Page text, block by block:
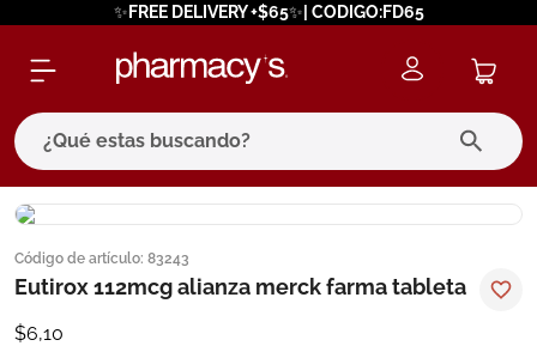
✨FREE DELIVERY +$65✨| CODIGO:FD65
¿Qué estas buscando?
Código de artículo: 83243
Eutirox 112mcg alianza merck farma tableta
$6,10
términos más buscados
1. eucerin